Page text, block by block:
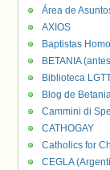
Área de
AXIOS
Baptistas
BETANIA
Biblioteca
Blog de
Cammini di
CATHOGAY
Catholics for
CEGLA